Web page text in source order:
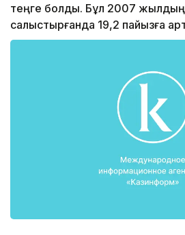
теңге болды. Бұл 2007
салыстырғанда 19,2 пайызға